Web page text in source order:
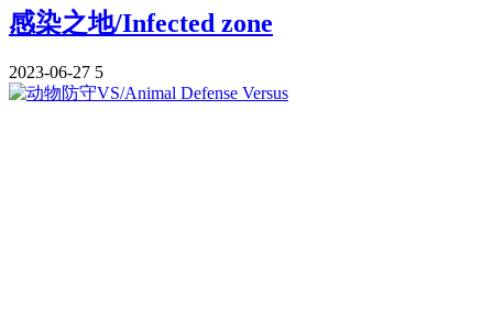
感染之地/Infected zone
2023-06-27 5